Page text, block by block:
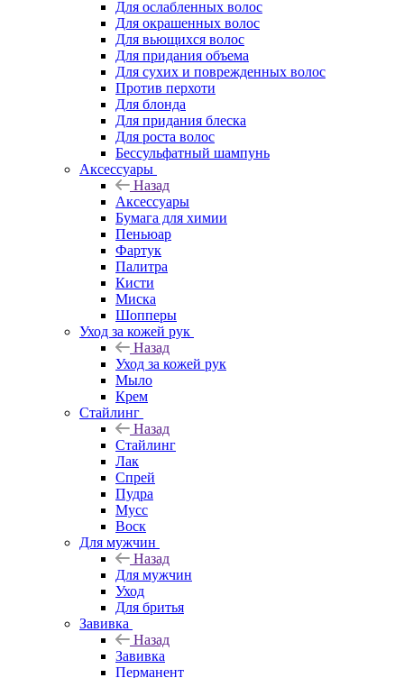
Для ослабленных волос
Для окрашенных волос
Для вьющихся волос
Для придания объема
Для сухих и поврежденных волос
Против перхоти
Для блонда
Для придания блеска
Для роста волос
Бессульфатный шампунь
Аксессуары
Назад
Аксессуары
Бумага для химии
Пеньюар
Фартук
Палитра
Кисти
Миска
Шопперы
Уход за кожей рук
Назад
Уход за кожей рук
Мыло
Крем
Стайлинг
Назад
Стайлинг
Лак
Спрей
Пудра
Мусс
Воск
Для мужчин
Назад
Для мужчин
Уход
Для бритья
Завивка
Назад
Завивка
Перманент